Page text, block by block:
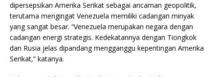
dipersepsikan Amerika Serikat sebagai ancaman geopolitik,
terutama mengingat Venezuela memiliki cadangan minyak
yang sangat besar. “Venezuela merupakan negara dengan
cadangan energi strategis. Kedekatannya dengan Tiongkok
dan Rusia jelas dipandang mengganggu kepentingan Amerika
Serikat,” katanya.